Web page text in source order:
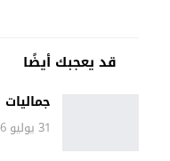
قد يعجبك أيضًا
31 يوليو 2026